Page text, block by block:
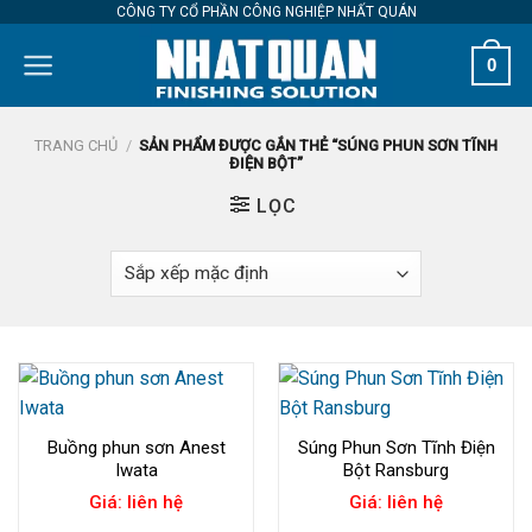
content
CÔNG TY CỔ PHẦN CÔNG NGHIỆP NHẤT QUÁN
0
TRANG CHỦ / SẢN PHẨM ĐƯỢC GẮN THẺ “SÚNG PHUN SƠN TĨNH
ĐIỆN BỘT”
LỌC
Buồng phun sơn Anest
Iwata
Giá: liên hệ
Súng Phun Sơn Tĩnh Điện
Bột Ransburg
Giá: liên hệ